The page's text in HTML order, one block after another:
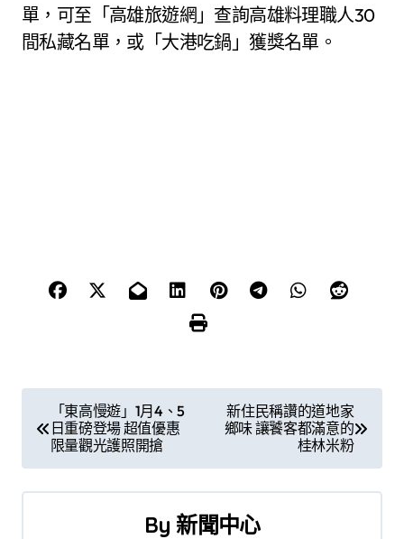
單，可至「高雄旅遊網」查詢高雄料理職人30
間私藏名單，或「大港吃鍋」獲獎名單。
章
導
「東高慢遊」1月4、5
日重磅登場 超值優惠
限量觀光護照開搶
新住民稱讚的道地家
鄉味 讓饕客都滿意的
桂林米粉
By 新聞中心